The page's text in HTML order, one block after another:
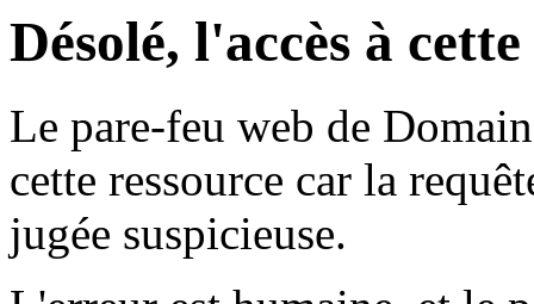
Désolé, l'accès à
Le pare-feu web de
cette ressource car la
jugée suspicieuse.